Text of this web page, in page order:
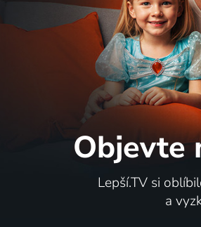
Objevte
Lepší.TV si
a